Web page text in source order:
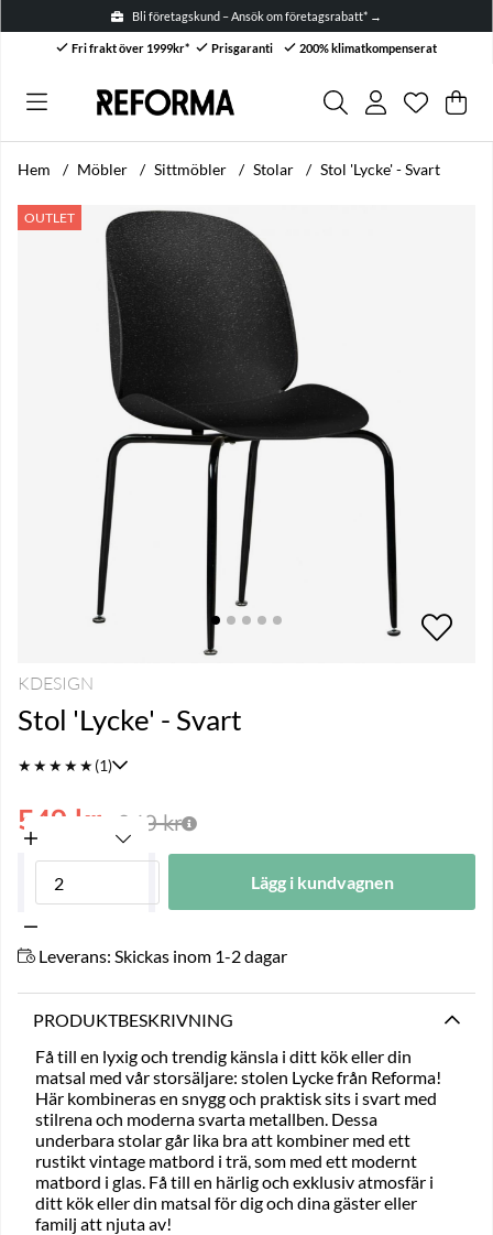
Bli företagskund – Ansök om företagsrabatt* →
Fri frakt över 1999kr* Prisgaranti 200% klimatkompenserat
Antal i
. .
Hem Möbler Sittmöbler Stolar Stol 'Lycke' - Svart
OUTLET
Produktbilder Stol 'Lycke' - Svart
KDESIGN
Stol 'Lycke' - Svart
★★★★★(1)
949kr
549 kr
Lägg i kundvagnen
Leverans: Skickas inom 1-2 dagar
PRODUKTBESKRIVNING
Få till en lyxig och trendig känsla i ditt kök eller din
matsal med vår storsäljare: stolen Lycke från Reforma!
Här kombineras en snygg och praktisk sits i svart med
stilrena och moderna svarta metallben. Dessa
underbara stolar går lika bra att kombiner med ett
rustikt vintage matbord i trä, som med ett modernt
matbord i glas. Få till en härlig och exklusiv atmosfär i
ditt kök eller din matsal för dig och dina gäster eller
familj att njuta av!